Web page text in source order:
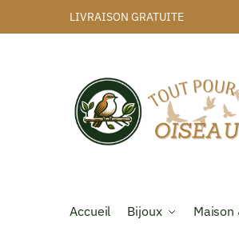
LIVRAISON GRATUITE
Accueil Bijoux Maison